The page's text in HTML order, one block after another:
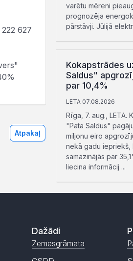
627
Atpakaļ
varētu mēreni
prognozēja
pārstāvji. Jūlijā
Kokapstrādes
Saldus"
par 10,4%
LETA 07.08.2026
Rīga, 7. aug., LETA.
"Pata Saldus"
miljonu eiro
nekā gadu iepriekš,
samazinājās par
liecina informācij ...
Dažādi
Zemesgrāmata